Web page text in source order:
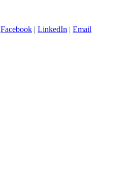
Facebook | LinkedIn | Email